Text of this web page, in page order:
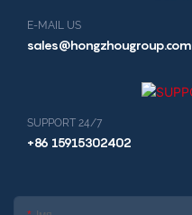
E-MAIL US
sales@hongzhougroup.com
SUPPORT 24/7
+86 15915302402